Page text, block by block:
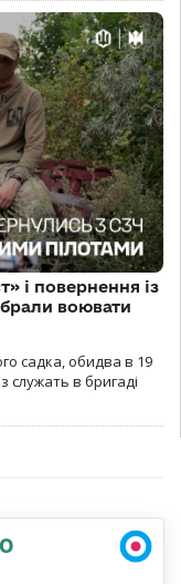
і повернення із
воювати
садка, обидва в 19
служать в бригаді